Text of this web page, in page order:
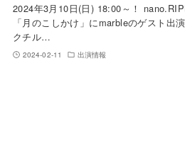
2024年3月10日(日) 18:00～！
「月のこしかけ」にmarbleのゲスト出
クチル…
2024-02-11 出演情報